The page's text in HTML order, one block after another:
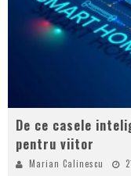
De ce casele
pentru viitor
Marian Calinescu